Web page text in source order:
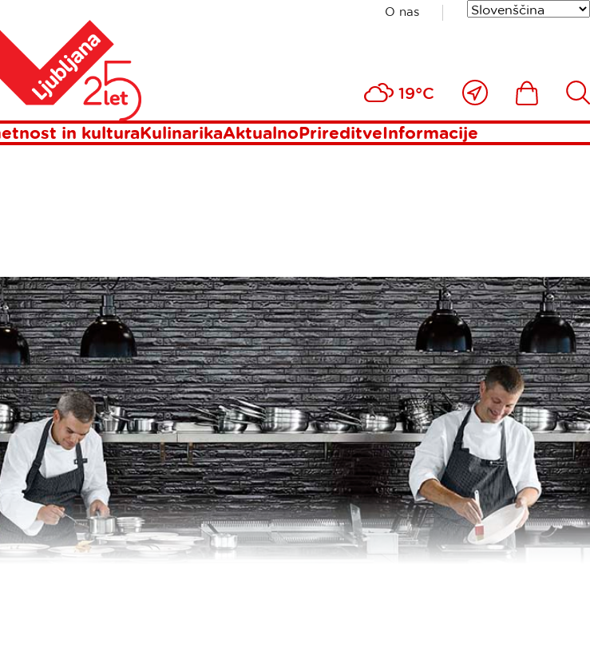
O nas
19°C
Blizu
mene
Ikona Išči
in kulturaKulinarikaAktualnoPrireditveInformacije